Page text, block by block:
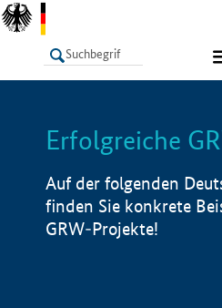
LISTE
Erfolgreiche
Auf der folgenden
finden Sie konkrete
GRW-Projekte!